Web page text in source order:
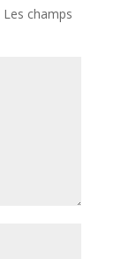
Les champs